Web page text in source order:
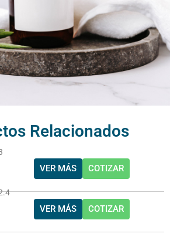
Relacionados
VER MÁS COTIZAR
VER MÁS COTIZAR